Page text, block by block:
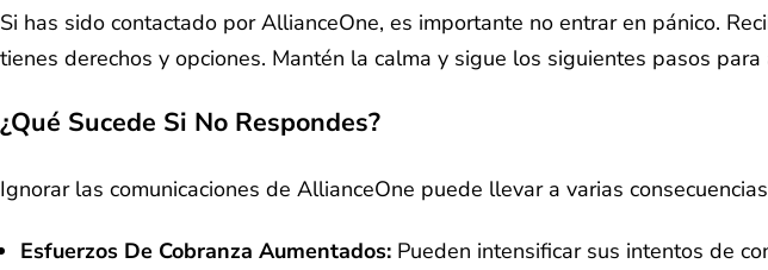
Si has sido contactado por AllianceOne, es importante no entrar en pánico.
tienes derechos y opciones. Mantén la calma y sigue los siguientes pasos
¿Qué Sucede Si No Respondes?
Ignorar las comunicaciones de AllianceOne puede llevar a varias
Esfuerzos De Cobranza Aumentados: Pueden intensificar sus intentos de